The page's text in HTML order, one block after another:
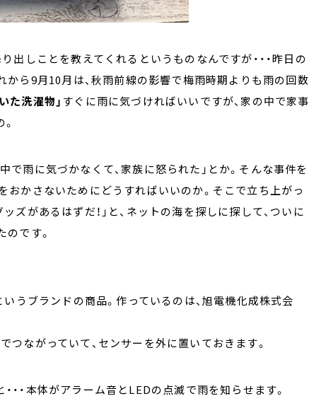
出しことを教えてくれるというものなんですが・・・昨日の
から9月10月は、秋雨前線の影響で梅雨時期よりも雨の回数
た洗濯物」 すぐに雨に気づければいいですが、家の中で家事
で雨に気づかなくて、家族に怒られた」とか。そんな事件を
おかさないためにどうすればいいのか。そこで立ち上がっ
ズがあるはずだ！」と、ネットの海を探しに探して、ついに
のです。
いうブランドの商品。作っているのは、旭電機化成株式会
ながっていて、センサーを外に置いておきます。
・本体がアラーム音とLEDの点滅で雨を知らせます。